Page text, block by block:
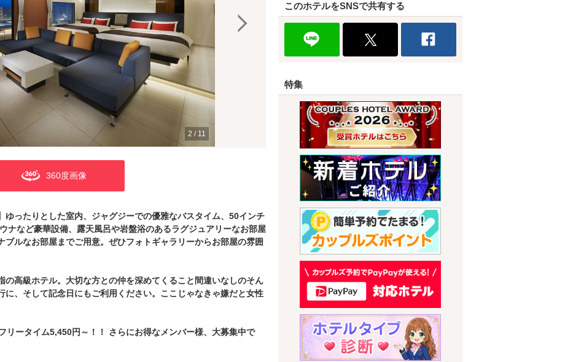
2 / 11
360度画像
ゆったりとした室内、ジャグジーでの優雅なバスタイム、50インチ
ナなど豪華設備、露天風呂や岩盤浴のあるラグジュアリーなお部屋
ルなお部屋までご用意。ぜひフォトギャラリーからお部屋の雰囲
の高級ホテル。大切な方との仲を深めてくること間違いなしのそん
に、そして記念日にもご利用ください。ここじゃなきゃ嫌だと女性
リータイム5,450円～！！ さらにお得なメンバー様、大募集中で
このホテルをSNSで共有する
特集